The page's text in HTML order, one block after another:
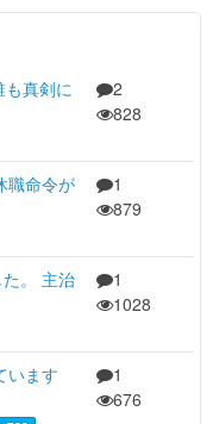
真剣に
2
828
職命令が
1
879
。 主治
1
1028
います
1
676